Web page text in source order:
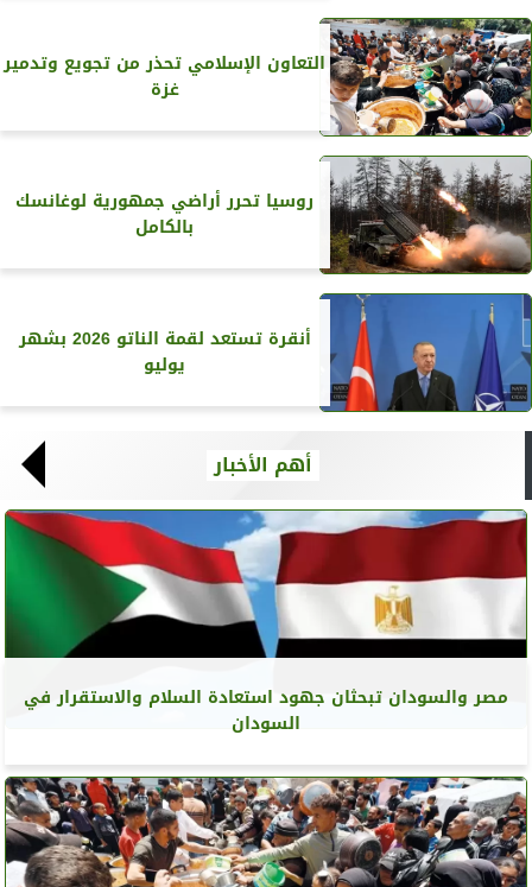
التعاون الإسلامي تحذر من تجويع وتدمير
غزة
روسيا تحرر أراضي جمهورية لوغانسك
بالكامل
أنقرة تستعد لقمة الناتو 2026 بشهر
يوليو
أهم الأخبار
مصر والسودان تبحثان جهود استعادة السلام والاستقرار في
السودان